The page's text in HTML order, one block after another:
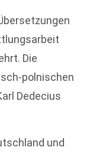
Die
polnischen
Dedecius
und